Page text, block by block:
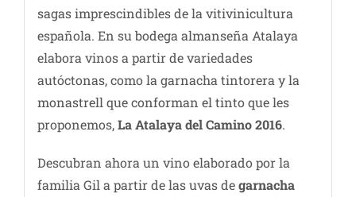
sagas imprescindibles de la vitivinicultura
española. En su bodega almanseña Atalaya
elabora vinos a partir de variedades
autóctonas, como la garnacha tintorera y la
monastrell que conforman el tinto que les
proponemos,La Atalaya del Camino 2016.
Descubran ahora un vino elaborado por la
familia Gil a partir de las uvas degarnacha